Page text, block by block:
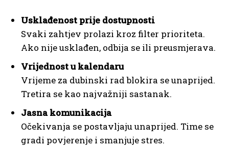
Usklađenost prije dostupnosti
Svaki zahtjev prolazi kroz filter prioriteta.
Ako nije usklađen, odbija se ili preusmjerava.
Vrijednost u kalendaru
Vrijeme za dubinski rad blokira se unaprijed.
Tretira se kao najvažniji sastanak.
Jasna komunikacija
Očekivanja se postavljaju unaprijed. Time se
gradi povjerenje i smanjuje stres.